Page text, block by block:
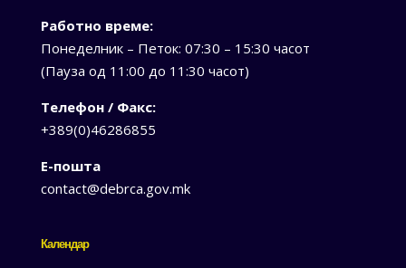
Работно време:
Понеделник – Петок: 07:30 – 15:30 часот
(Пауза од 11:00 до 11:30 часот)
Телефон / Факс:
+389(0)46286855
Е-пошта
contact@debrca.gov.mk
Календар